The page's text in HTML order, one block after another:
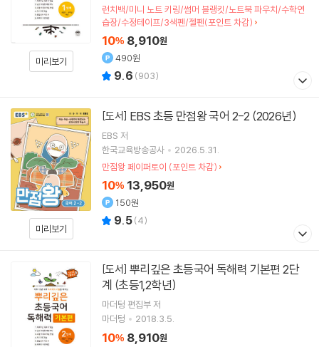
미리보기
런치백/미니 노트 키링/썸머 블랭킷/노트북 파우치/수학연
습장/수정테이프/3색펜/젤펜(포인트 차감)
10% 8,910원
490원
9.6 (903)
미리보기
[도서] EBS 초등 만점왕 국어 2-2 (2026년)
EBS 저
한국교육방송공사
2026.5.31.
만점왕 페이퍼토이 (포인트 차감)
10% 13,950원
150원
9.5(4)
[도서]
계 (초등1,2학년)
마더텅 편집부 저
마더텅
2018.3.5.
10% 8,910원